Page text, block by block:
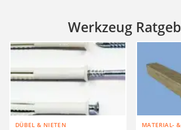
Werkzeug
DÜBEL & NIETEN MATERIAL-